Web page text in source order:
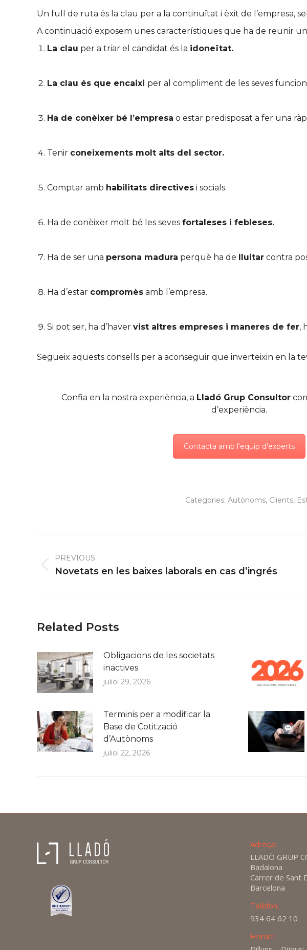
Un full de ruta és la clau per a la continuïtat i èxit de l’empresa,
A continuació exposem unes característiques que ha de reunir un
La clau per a triar el candidat és la idoneïtat.
La clau és que encaixi per al compliment de les seves
Ha de conèixer bé l’empresa o estar predisposat a fer una
Tenir coneixements molt alts del sector.
Comptar amb habilitats directives i socials.
Ha de conèixer molt bé les seves fortaleses i febleses.
Ha de ser una persona madura perquè ha de lluitar contra
Ha d’estar compromès amb l’empresa.
Si pot ser, ha d’haver vist altres empreses i maneres de fer,
Segueix aquests consells per a aconseguir que inverteixin en la
Confia en la nostra experiència, a Lladó Grup Consultor
d’experiència.
Contacta amb l'equip d'experts
Categories: Autònoms, Clients,
navigation
PREVIOUS
Previous
Novetats en les baixes laborals en cas d’ingrés
Related Posts
Obligacions de les societats
inactives
juliol 29, 2026
Terminis per a modificar la
Base de Cotització
d’Autònoms
juliol 22, 2026
Adreça:
LLADÓ GRUP
Badalona
Carrer de Sant
Barcelona
Telèfon:
934 64 62 10
Horari: